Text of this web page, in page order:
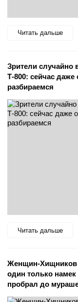
Читать дальше
Зрители случайно
Т-800: сейчас
разбираемся
Читать дальше
Женщин-Хищников
один только
пробрал до